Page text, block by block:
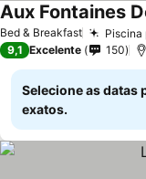
Bed & Breakfast Piscina
Aux Fontaines
9,1 Excelente 150
Selecione as datas
exatos.